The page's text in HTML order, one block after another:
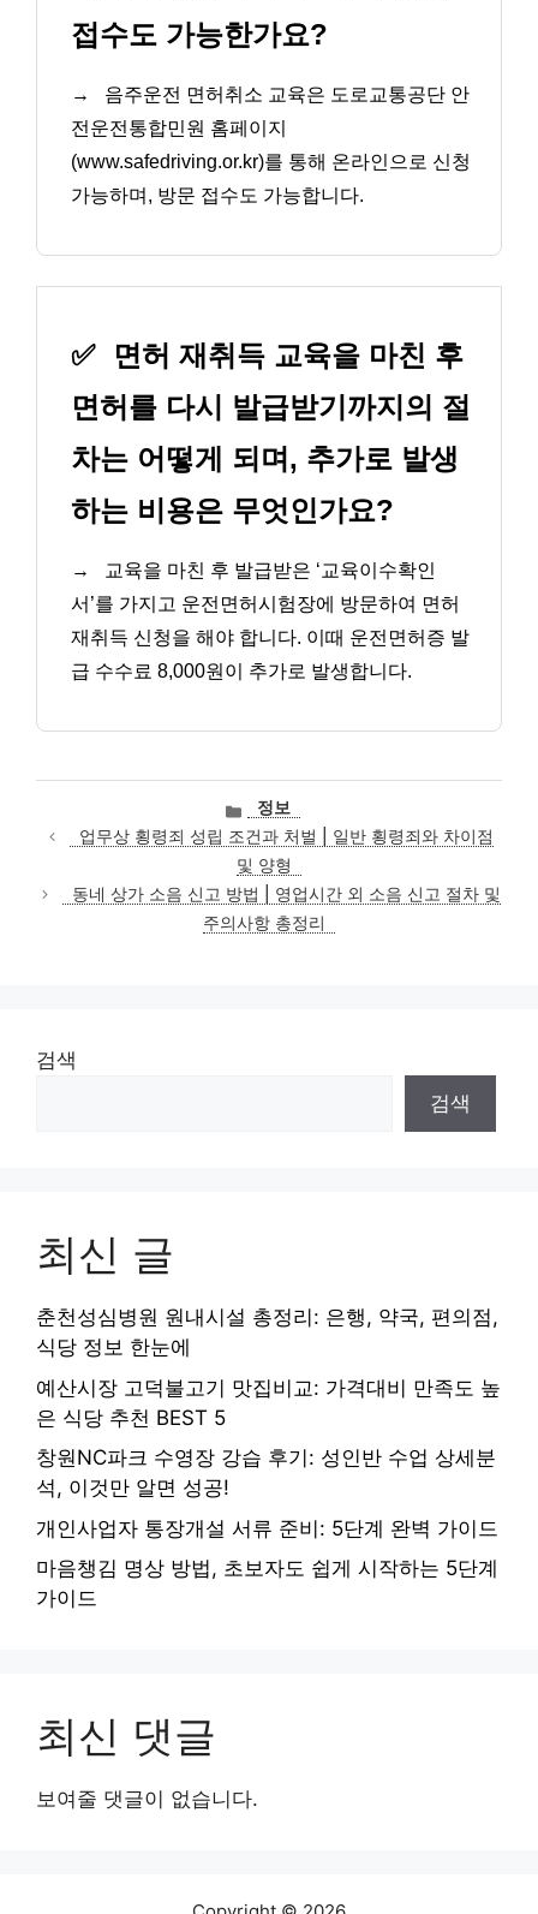
접수도 가능한가요?
→
음주운전 면허취소 교육은 도로교통공단 안
전운전통합민원 홈페이지
(www.safedriving.or.kr)를 통해 온라인으로 신청
가능하며, 방문 접수도 가능합니다.
✅
면허 재취득 교육을 마친 후
면허를 다시 발급받기까지의 절
차는 어떻게 되며, 추가로 발생
하는 비용은 무엇인가요?
→
교육을 마친 후 발급받은 ‘교육이수확인
서’를 가지고 운전면허시험장에 방문하여 면허
재취득 신청을 해야 합니다. 이때 운전면허증 발
급 수수료 8,000원이 추가로 발생합니다.
카
테
고
리
정보
업무상 횡령죄 성립 조건과 처벌 | 일반 횡령죄와 차이점
및 양형
동네 상가 소음 신고 방법 | 영업시간 외 소음 신고 절차 및
주의사항 총정리
검색
검색
최신 글
춘천성심병원 원내시설 총정리: 은행, 약국, 편의점,
식당 정보 한눈에
예산시장 고덕불고기 맛집비교: 가격대비 만족도 높
은 식당 추천 BEST 5
창원NC파크 수영장 강습 후기: 성인반 수업 상세분
석, 이것만 알면 성공!
개인사업자 통장개설 서류 준비: 5단계 완벽 가이드
마음챙김 명상 방법, 초보자도 쉽게 시작하는 5단계
가이드
최신 댓글
보여줄 댓글이 없습니다.